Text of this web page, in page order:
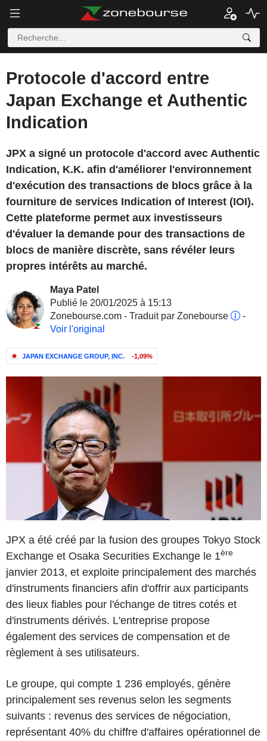
Protocole d'accord entre
Japan Exchange et Authentic
Indication
JPX a signé un protocole d'accord avec Authentic
Indication, K.K. afin d'améliorer l'environnement
d'exécution des transactions de blocs grâce à la
fourniture de services Indication of Interest (IOI).
Cette plateforme permet aux investisseurs
d'évaluer la demande pour des transactions de
blocs de manière discrète, sans révéler leurs
propres intérêts au marché.
Maya Patel
Publié le 20/01/2025 à 15:13
Zonebourse.com - Traduit par Zonebourse
-
Voir l'original
JAPAN EXCHANGE GROUP, INC. -1,09%
JPX a été créé par la fusion des groupes Tokyo Stock
Exchange et Osaka Securities Exchange le 1ère
janvier 2013, et exploite principalement des marchés
d'instruments financiers afin d'offrir aux participants
des lieux fiables pour l'échange de titres cotés et
d'instruments dérivés. L'entreprise propose
également des services de compensation et de
règlement à ses utilisateurs.
Le groupe, qui compte 1 236 employés, génère
principalement ses revenus selon les segments
suivants : revenus des services de négociation,
représentant 40% du chiffre d'affaires opérationnel de